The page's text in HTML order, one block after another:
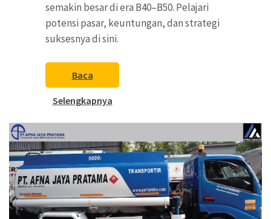
semakin besar di era B40–B50. Pelajari
potensi pasar, keuntungan, dan strategi
suksesnya di sini.
Baca
Selengkapnya